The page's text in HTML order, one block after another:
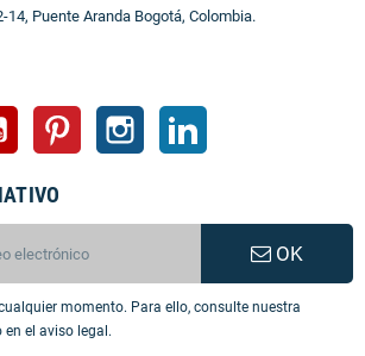
14, Puente Aranda Bogotá, Colombia.
YouTube Pinterest Instagram
OK
momento. Para ello, consulte nuestra
el aviso legal.